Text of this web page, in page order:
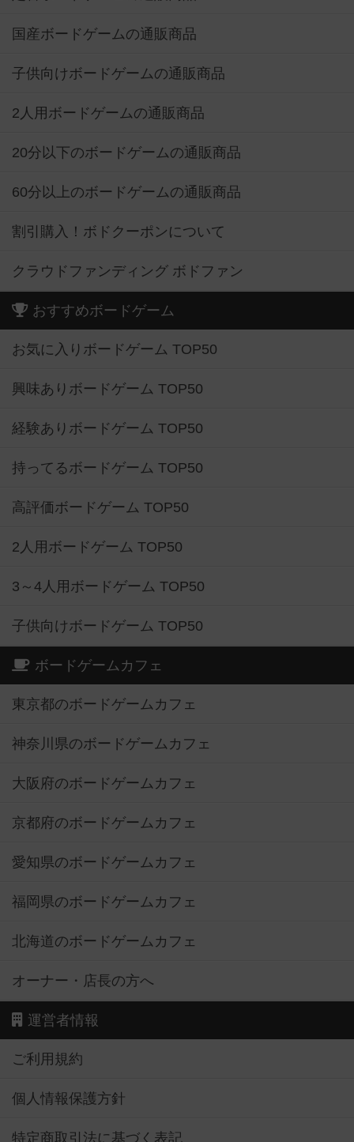
国産ボードゲームの通販商品
子供向けボードゲームの通販商品
2人用ボードゲームの通販商品
20分以下のボードゲームの通販商品
60分以上のボードゲームの通販商品
割引購入！ボドクーポンについて
クラウドファンディング ボドファン
おすすめボードゲーム
お気に入りボードゲーム TOP50
興味ありボードゲーム TOP50
経験ありボードゲーム TOP50
持ってるボードゲーム TOP50
高評価ボードゲーム TOP50
2人用ボードゲーム TOP50
3～4人用ボードゲーム TOP50
子供向けボードゲーム TOP50
ボードゲームカフェ
東京都のボードゲームカフェ
神奈川県のボードゲームカフェ
大阪府のボードゲームカフェ
京都府のボードゲームカフェ
愛知県のボードゲームカフェ
福岡県のボードゲームカフェ
北海道のボードゲームカフェ
オーナー・店長の方へ
運営者情報
ご利用規約
個人情報保護方針
特定商取引法に基づく表記